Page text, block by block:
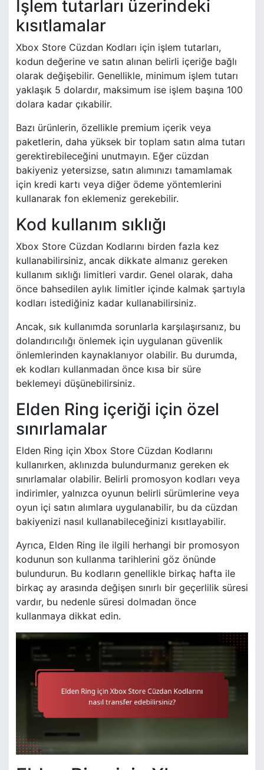
İşlem tutarları üzerindeki
kısıtlamalar
Xbox Store Cüzdan Kodları için işlem tutarları,
kodun değerine ve satın alınan belirli içeriğe bağlı
olarak değişebilir. Genellikle, minimum işlem tutarı
yaklaşık 5 dolardır, maksimum ise işlem başına 100
dolara kadar çıkabilir.
Bazı ürünlerin, özellikle premium içerik veya
paketlerin, daha yüksek bir toplam satın alma tutarı
gerektirebileceğini unutmayın. Eğer cüzdan
bakiyeniz yetersizse, satın alımınızı tamamlamak
için kredi kartı veya diğer ödeme yöntemlerini
kullanarak fon eklemeniz gerekebilir.
Kod kullanım sıklığı
Xbox Store Cüzdan Kodlarını birden fazla kez
kullanabilirsiniz, ancak dikkate almanız gereken
kullanım sıklığı limitleri vardır. Genel olarak, daha
önce bahsedilen aylık limitler içinde kalmak şartıyla
kodları istediğiniz kadar kullanabilirsiniz.
Ancak, sık kullanımda sorunlarla karşılaşırsanız, bu
dolandırıcılığı önlemek için uygulanan güvenlik
önlemlerinden kaynaklanıyor olabilir. Bu durumda,
ek kodları kullanmadan önce kısa bir süre
beklemeyi düşünebilirsiniz.
Elden Ring içeriği için özel
sınırlamalar
Elden Ring için Xbox Store Cüzdan Kodlarını
kullanırken, aklınızda bulundurmanız gereken ek
sınırlamalar olabilir. Belirli promosyon kodları veya
indirimler, yalnızca oyunun belirli sürümlerine veya
oyun içi satın alımlara uygulanabilir, bu da cüzdan
bakiyenizi nasıl kullanabileceğinizi kısıtlayabilir.
Ayrıca, Elden Ring ile ilgili herhangi bir promosyon
kodunun son kullanma tarihlerini göz önünde
bulundurun. Bu kodların genellikle birkaç hafta ile
birkaç ay arasında değişen sınırlı bir geçerlilik süresi
vardır, bu nedenle süresi dolmadan önce
kullanmaya dikkat edin.